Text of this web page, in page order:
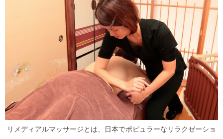
リメディアルマッサージとは、日本でポピュラーなリラクゼーショ